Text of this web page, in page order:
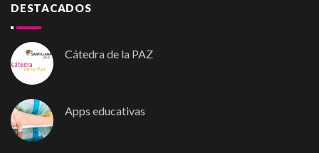
DESTACADOS
Cátedra de la PAZ
Apps educativas